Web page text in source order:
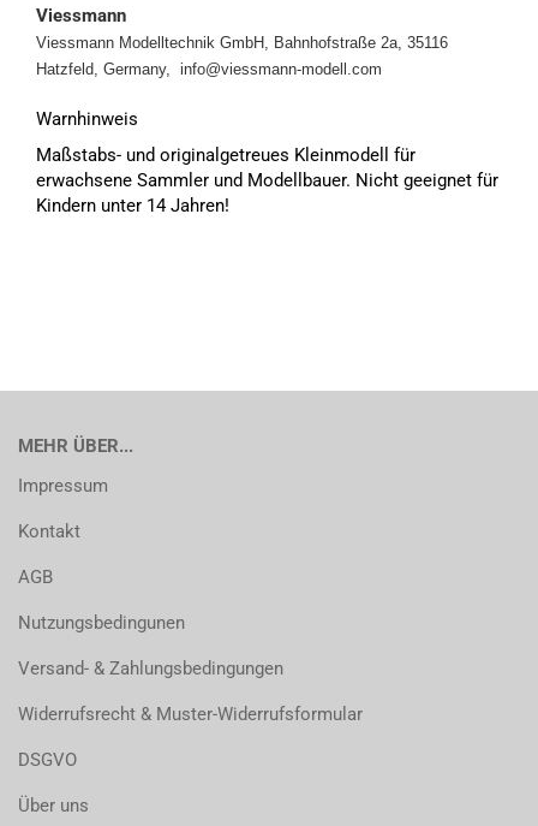
Viessmann
Viessmann Modelltechnik GmbH, Bahnhofstraße 2a, 35116
Hatzfeld, Germany, info@viessmann-modell.com
Warnhinweis
Maßstabs- und originalgetreues Kleinmodell für
erwachsene Sammler und Modellbauer. Nicht geeignet für
Kindern unter 14 Jahren!
MEHR ÜBER...
Impressum
Kontakt
AGB
Nutzungsbedingunen
Versand- & Zahlungsbedingungen
Widerrufsrecht & Muster-Widerrufsformular
DSGVO
Über uns